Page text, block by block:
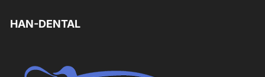
HAN-DENTAL